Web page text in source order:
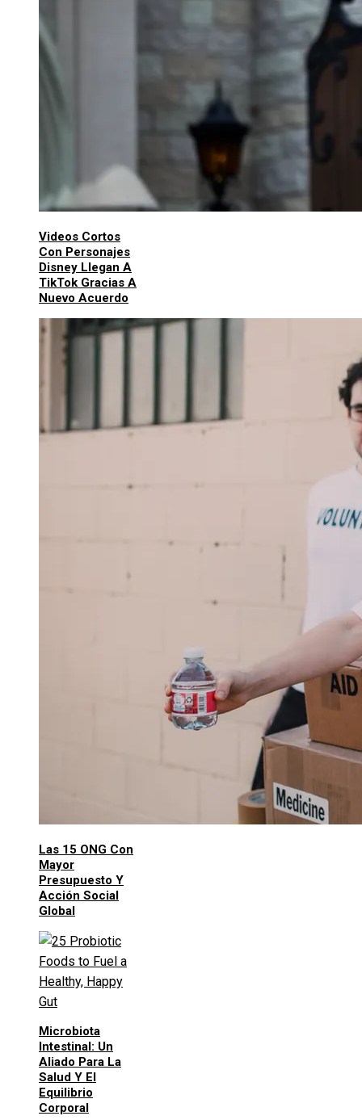
Videos Cortos
Con Personajes
Disney Llegan A
TikTok Gracias A
Nuevo Acuerdo
Las 15 ONG Con
Mayor
Presupuesto Y
Acción Social
Global
Microbiota
Intestinal: Un
Aliado Para La
Salud Y El
Equilibrio
Corporal